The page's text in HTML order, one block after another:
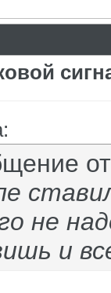
не
и